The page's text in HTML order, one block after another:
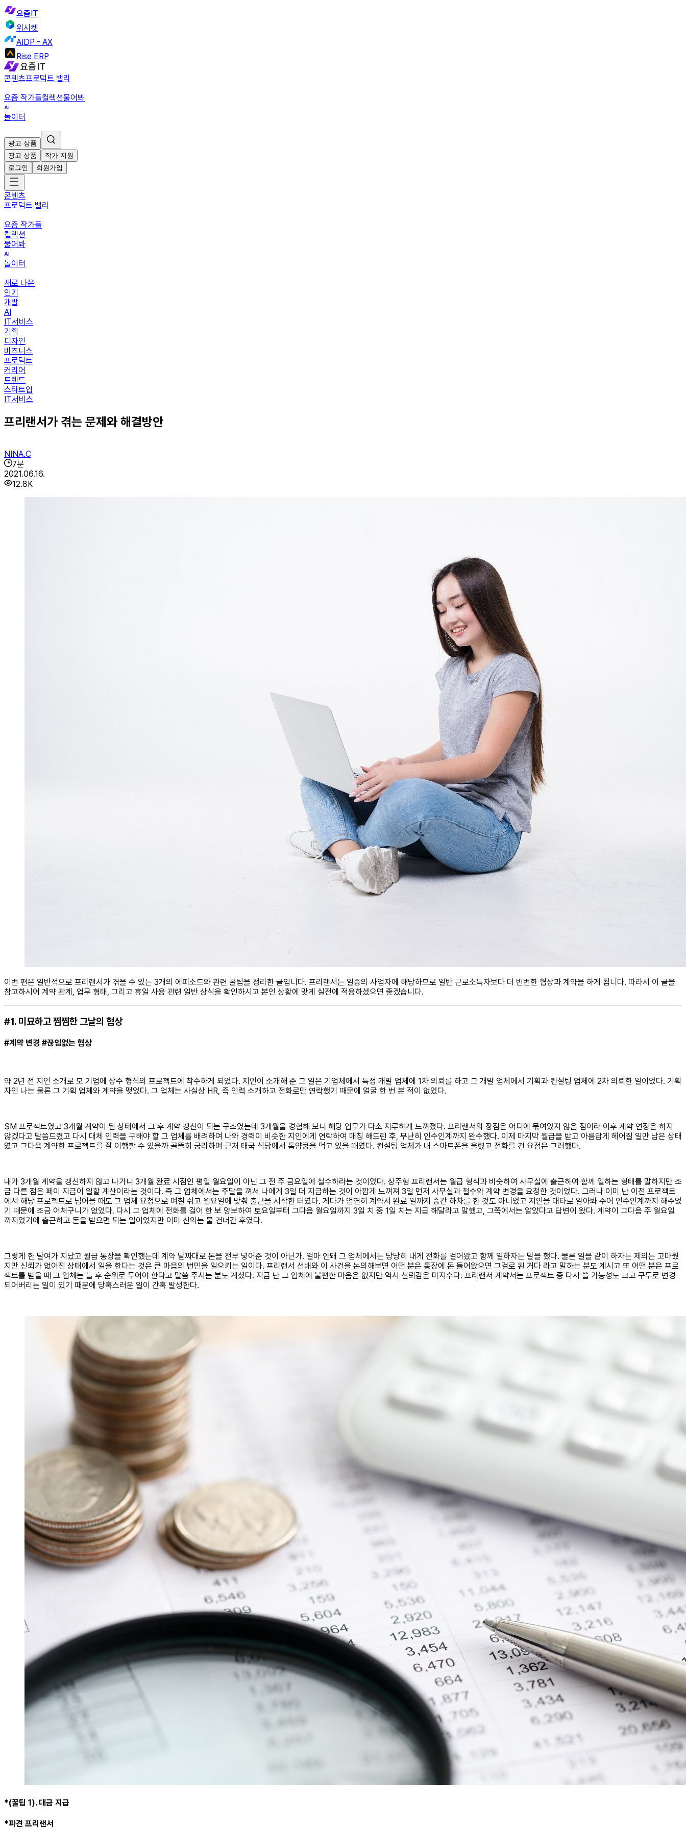
요즘IT
위시켓
AIDP - AX
Rise ERP
콘텐츠프로덕트 밸리
요즘 작가들컬렉션물어봐
놀이터
광고 상품
광고 상품
작가 지원
로그인
회원가입
콘텐츠
프로덕트 밸리
요즘 작가들
컬렉션
물어봐
놀이터
새로 나온
인기
개발
AI
IT서비스
기획
디자인
비즈니스
프로덕트
커리어
트렌드
스타트업
IT서비스
프리랜서가 겪는 문제와 해결방안
NINA.C
7분
2021.06.16.
12.8K
이번 편은 일반적으로 프리랜서가 겪을 수 있는 3개의 에피소드와 관련 꿀팁을 정리한 글입니다. 프리랜서는 일종의 사업자에 해당하므로 일반 근로소득자보다 더 빈번한 협상과 계약을 하게 됩니다. 따라서 이 글을
참고하시어 계약 관계, 업무 형태, 그리고 휴일 사용 관련 일반 상식을 확인하시고 본인 상황에 맞게 실전에 적용하셨으면 좋겠습니다.
#1. 미묘하고 찜찜한 그날의 협상
#계약 변경 #끊임없는 협상
약 2년 전 지인 소개로 모 기업에 상주 형식의 프로젝트에 착수하게 되었다. 지인이 소개해 준 그 일은 기업체에서 특정 개발 업체에 1차 의뢰를 하고 그 개발 업체에서 기획과 컨설팅 업체에 2차 의뢰한 일이었다. 기획
자인 나는 물론 그 기획 업체와 계약을 맺었다. 그 업체는 사실상 HR, 즉 인력 소개하고 전화로만 연락했기 때문에 얼굴 한 번 본 적이 없었다.
SM 프로젝트였고 3개월 계약이 된 상태에서 그 후 계약 갱신이 되는 구조였는데 3개월을 경험해 보니 해당 업무가 다소 지루하게 느껴졌다. 프리랜서의 장점은 어디에 묶여있지 않은 점이라 이후 계약 연장은 하지
않겠다고 말씀드렸고 다시 대체 인력을 구해야 할 그 업체를 배려하여 나와 경력이 비슷한 지인에게 연락하여 매칭 해드린 후, 무난히 인수인계까지 완수했다. 이제 마지막 월급을 받고 아름답게 헤어질 일만 남은 상태
였고 그다음 계약한 프로젝트를 잘 이행할 수 있을까 골똘히 궁리하며 근처 태국 식당에서 톰얌쿵을 먹고 있을 때였다. 컨설팅 업체가 내 스마트폰을 울렸고 전화를 건 요점은 그러했다.
내가 3개월 계약을 갱신하지 않고 나가니 3개월 완료 시점인 평일 월요일이 아닌 그 전 주 금요일에 철수하라는 것이었다. 상주형 프리랜서는 월급 형식과 비슷하여 사무실에 출근하여 함께 일하는 형태를 말하지만 조
금 다른 점은 페이 지급이 일할 계산이라는 것이다. 즉 그 업체에서는 주말을 껴서 나에게 3일 더 지급하는 것이 아깝게 느껴져 3일 먼저 사무실과 철수와 계약 변경을 요청한 것이었다. 그러나 이미 난 이전 프로젝트
에서 해당 프로젝트로 넘어올 때도 그 업체 요청으로 며칠 쉬고 월요일에 맞춰 출근을 시작한 터였다. 게다가 엄연히 계약서 완료 일까지 중간 하차를 한 것도 아니었고 지인을 대타로 알아봐 주어 인수인계까지 해주었
기 때문에 조금 어처구니가 없었다. 다시 그 업체에 전화를 걸어 한 보 양보하여 토요일부터 그다음 월요일까지 3일 치 중 1일 치는 지급 해달라고 말했고, 그쪽에서는 알았다고 답변이 왔다. 계약이 그다음 주 월요일
까지었기에 출근하고 돈을 받으면 되는 일이었지만 이미 신의는 물 건너간 후였다.
그렇게 한 달여가 지났고 월급 통장을 확인했는데 계약 날짜대로 돈을 전부 넣어준 것이 아닌가. 얼마 안돼 그 업체에서는 당당히 내게 전화를 걸어왔고 함께 일하자는 말을 했다. 물론 일을 같이 하자는 제의는 고마웠
지만 신뢰가 없어진 상태에서 일을 한다는 것은 큰 마음의 번민을 일으키는 일이다. 프리랜서 선배와 이 사건을 논의해보면 어떤 분은 통장에 돈 들어왔으면 그걸로 된 거다 라고 말하는 분도 계시고 또 어떤 분은 프로
젝트를 받을 때 그 업체는 늘 후 순위로 두어야 한다고 말씀 주시는 분도 계셨다. 지금 난 그 업체에 불편한 마음은 없지만 역시 신뢰감은 미지수다. 프리랜서 계약서는 프로젝트 중 다시 쓸 가능성도 크고 구두로 변경
되어버리는 일이 있기 때문에 당혹스러운 일이 간혹 발생한다.
*(꿀팁 1). 대금 지급
*파견 프리랜서